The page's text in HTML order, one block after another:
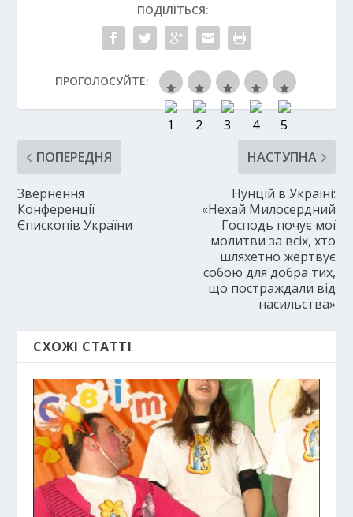
ПОДІЛІТЬСЯ:
ПРОГОЛОСУЙТЕ:
ПОПЕРЕДНЯ
Звернення
Конференції
Єпископів України
НАСТУПНА
Нунцій в Україні:
«Нехай Милосердний
Господь почує мої
молитви за всіх, хто
шляхетно жертвує
собою для добра тих,
що постраждали від
насильства»
СХОЖІ СТАТТІ